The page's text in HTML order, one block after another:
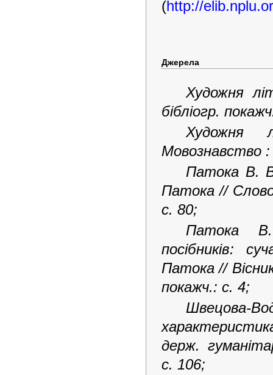
(http://
Джерела
Художня
бібліогр.
Художня
Мовознавство :
Патока В.
Патока //
с. 80;
Патока В.
посібників:
Патока //
покажч.: с. 4;
Швецова-
держ.
с. 106;